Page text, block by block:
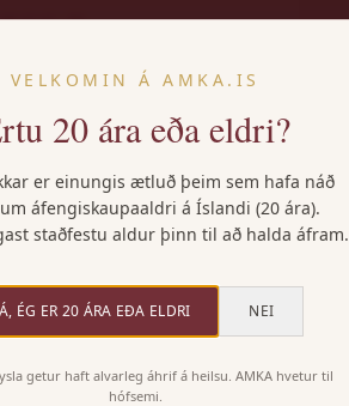
/Champagne Hostomme, Blanc de Blanc Grand Cru
VELKOMIN Á AMKA.IS
20 ára eða eldri?
er einungis ætluð þeim sem hafa náð
áfengiskaupaaldri á Íslandi (20 ára).
staðfestu aldur þinn til að halda áfram.
ÉG ER 20 ÁRA EÐA ELDRI NEI
getur haft alvarleg áhrif á heilsu. AMKA hvetur til
hófsemi.